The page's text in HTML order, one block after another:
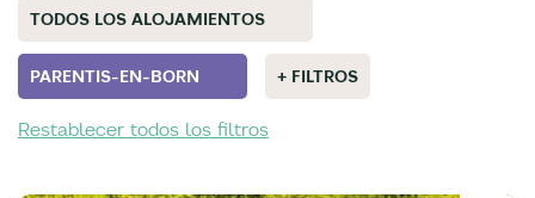
TODOS LOS ALOJAMIENTOS
PARENTIS-EN-BORN + FILTROS
Restablecer todos los filtros